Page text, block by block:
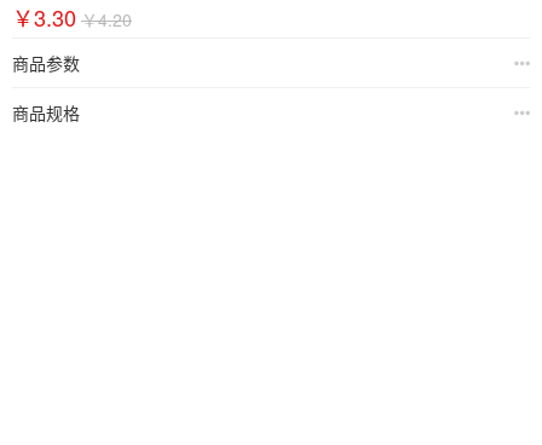
￥3.30 ￥4.20
商品参数
商品规格